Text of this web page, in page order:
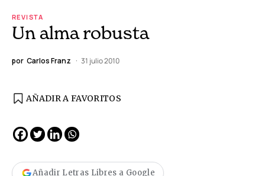
REVISTA
Un alma robusta
por Carlos Franz 31 julio 2010
AÑADIR A FAVORITOS
Añadir Letras Libres a Google